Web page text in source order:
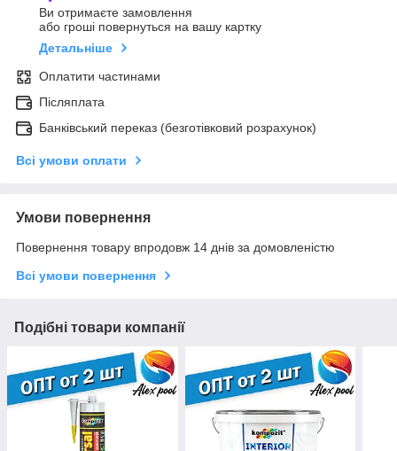
Ви отримаєте замовлення
або гроші повернуться на вашу картку
Детальніше
Оплатити частинами
Післяплата
Банківський переказ (безготівковий розрахунок)
Всі умови оплати
Умови повернення
Повернення товару впродовж 14 днів за домовленістю
Всі умови повернення
Подібні товари компанії